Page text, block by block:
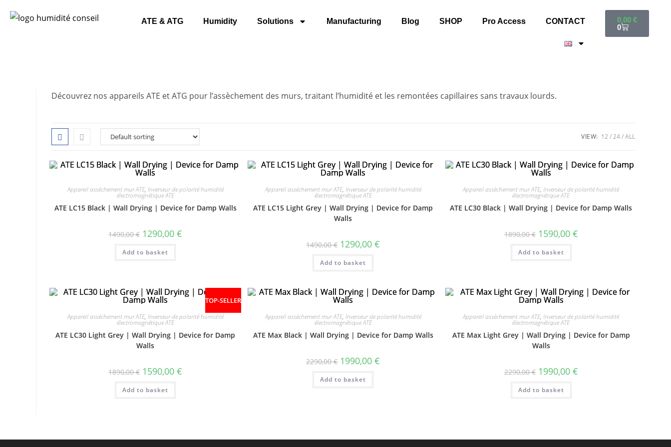
ATE & ATG Humidity Solutions Manufacturing Blog SHOP Pro Access CONTACT 0,00 €
0
Découvrez nos appareils ATE et ATG pour l’assèchement des murs, traitant l’humidité et les remontées capillaires sans travaux lourds.
VIEW: 12 24 ALL
Appareil assèchement mur ATE, Inverseur de polarité humidité
électromagnétique ATE
ATE LC15 Black | Wall Drying | Device for Damp Walls
1490,00€ 1290,00€
Add to basket
Appareil assèchement mur ATE, Inverseur de polarité humidité
électromagnétique ATE
ATE LC15 Light Grey | Wall Drying | Device for Damp
Walls
1490,00€ 1290,00€
Add to basket
Appareil assèchement mur ATE,Inverseur de polarité humidité
électromagnétique ATE
ATE LC30 Black | Wall Drying | Device for Damp Walls
1890,00€ 1590,00 €
Add to basket
TOP-SELLER
Appareil assèchement mur ATE, Inverseur de polarité humidité
électromagnétique ATE
ATE LC30 Light Grey | Wall Drying | Device for Damp
Walls
1890,00€ 1590,00€
Add to basket
Appareil assèchement mur ATE, Inverseur de polarité humidité
électromagnétique ATE
ATE Max Black | Wall Drying | Device for Damp Walls
2290,00€ 1990,00€
Add to basket
Appareil assèchement mur ATE,Inverseur de polarité humidité
électromagnétique ATE
ATE Max Light Grey | Wall Drying | Device for Damp
Walls
2290,00€ 1990,00 €
Add to basket